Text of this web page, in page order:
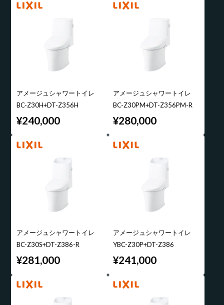
アメージュシャワートイレ
BC-Z30H+DT-Z356H
¥240,000
アメージュシャワートイレ
BC-Z30PM+DT-Z356PM-R
¥280,000
アメージュシャワートイレ
BC-Z30S+DT-Z386-R
¥281,000
アメージュシャワートイレ
YBC-Z30P+DT-Z386
¥241,000